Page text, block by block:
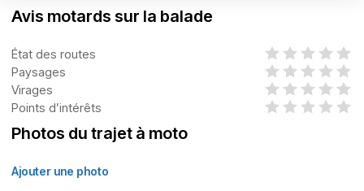
Avis motards sur la balade
État des routes
Paysages
Virages
Points d’intérêts
Photos du trajet à moto
Ajouter une photo